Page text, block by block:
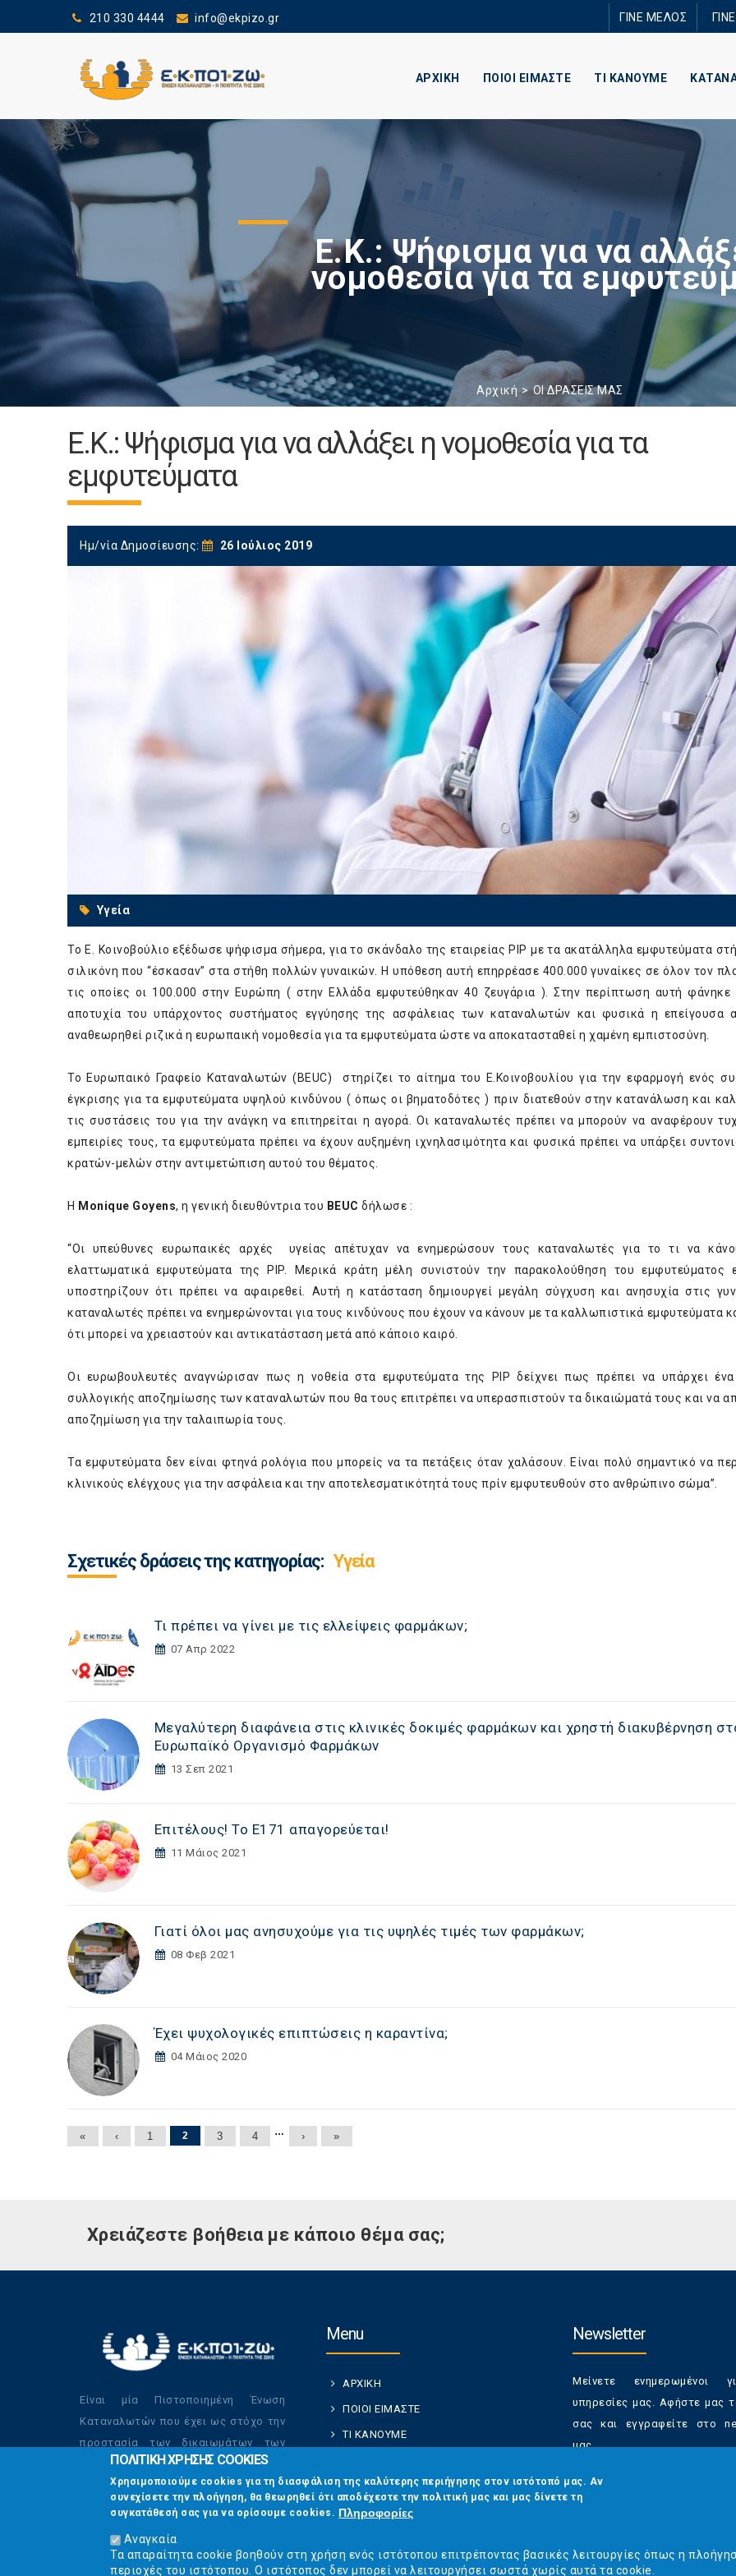
210 330 4444 info@ekpizo.gr ΓΙΝΕ ΜΕΛΟΣ
ΑΡΧΙΚΗ ΠΟΙΟΙ ΕΙΜΑΣΤΕ ΤΙ ΚΑΝΟΥΜΕ
Ε.Κ.: Ψήφισμα για να
νομοθεσία για τα
Αρχική ΟΙ ΔΡΑΣΕΙΣ ΜΑΣ
Ε.Κ.: Ψήφισμα για να αλλάξει η νομοθεσία για τα
εμφυτεύματα
Ημ/νία Δημοσίευσης: 26 Ιούλιος 2019
Υγεία
Το Ε. Κοινοβούλιο εξέδωσε ψήφισμα σήμερα, για το σκάνδαλο της εταιρείας PIP με τα ακατάλληλα εμφυτεύματα
σιλικόνη που “έσκασαν” στα στήθη πολλών γυναικών. Η υπόθεση αυτή επηρρέασε 400.000 γυναίκες σε όλον τον
τις οποίες οι 100.000 στην Ευρώπη ( στην Ελλάδα εμφυτεύθηκαν 40 ζευγάρια ). Στην περίπτωση αυτή φάνηκε
αποτυχία του υπάρχοντος συστήματος εγγύησης της ασφάλειας των καταναλωτών και φυσικά η επείγουσα
αναθεωρηθεί ριζικά η ευρωπαική νομοθεσία για τα εμφυτεύματα ώστε να αποκατασταθεί η χαμένη εμπιστοσύνη.
Το Ευρωπαικό Γραφείο Καταναλωτών (BEUC) στηρίζει το αίτημα του Ε.Κοινοβουλίου για την εφαρμογή ενός
έγκρισης για τα εμφυτεύματα υψηλού κινδύνου ( όπως οι βηματοδότες ) πριν διατεθούν στην κατανάλωση και
τις συστάσεις του για την ανάγκη να επιτηρείται η αγορά. Οι καταναλωτές πρέπει να μπορούν να αναφέρουν
εμπειρίες τους, τα εμφυτεύματα πρέπει να έχουν αυξημένη ιχνηλασιμότητα και φυσικά πρέπει να υπάρξει
κρατών-μελών στην αντιμετώπιση αυτού του θέματος.
Η Μonique Goyens, η γενική διευθύντρια του BEUC δήλωσε :
“Οι υπεύθυνες ευρωπαικές αρχές υγείας απέτυχαν να ενημερώσουν τους καταναλωτές για το τι να
ελαττωματικά εμφυτεύματα της PIP. Μερικά κράτη μέλη συνιστούν την παρακολούθηση του εμφυτεύματος
υποστηρίζουν ότι πρέπει να αφαιρεθεί. Αυτή η κατάσταση δημιουργεί μεγάλη σύγχυση και ανησυχία στις
καταναλωτές πρέπει να ενημερώνονται για τους κινδύνους που έχουν να κάνουν με τα καλλωπιστικά εμφυτεύματα
ότι μπορεί να χρειαστούν και αντικατάσταση μετά από κάποιο καιρό.
Οι ευρωβουλευτές αναγνώρισαν πως η νοθεία στα εμφυτεύματα της PIP δείχνει πως πρέπει να υπάρχει
συλλογικής αποζημίωσης των καταναλωτών που θα τους επιτρέπει να υπερασπιστούν τα δικαιώματά τους και να
αποζημίωση για την ταλαιπωρία τους.
Τα εμφυτεύματα δεν είναι φτηνά ρολόγια που μπορείς να τα πετάξεις όταν χαλάσουν. Είναι πολύ σημαντικό να
κλινικούς ελέγχους για την ασφάλεια και την αποτελεσματικότητά τους πρίν εμφυτευθούν στο ανθρώπινο σώμα”.
Σχετικές δράσεις της κατηγορίας: Υγεία
Τι πρέπει να γίνει με τις ελλείψεις φαρμάκων;
07 Απρ 2022
Μεγαλύτερη διαφάνεια στις κλινικές δοκιμές φαρμάκων και χρηστή διακυβέρνηση
Ευρωπαϊκό Οργανισμό Φαρμάκων
13 Σεπ 2021
Επιτέλους! Το Ε171 απαγορεύεται!
11 Μάιος 2021
Γιατί όλοι μας ανησυχούμε για τις υψηλές τιμές των φαρμάκων;
08 Φεβ 2021
Έχει ψυχολογικές επιπτώσεις η καραντίνα;
04 Μάιος 2020
Σελίδες
« ‹ 1 2 3 4 … › »
Χρειάζεστε βοήθεια με κάποιο θέμα σας;
Είναι μία Πιστοποιημένη Ένωση
Καταναλωτών που έχει ως στόχο την
προστασία των δικαιωμάτων των
καταναλωτών και την βελτίωση της
ποιότητας της ζωής τους.
Menu
ΑΡΧΙΚΗ
ΠΟΙΟΙ ΕΙΜΑΣΤΕ
ΤΙ ΚΑΝΟΥΜΕ
ΟΙ ΔΡΑΣΕΙΣ ΜΑΣ
ΕΠΙΚΟΙΝΩΝΙΑ
Newsletter
Μείνετε ενημερωμένοι
υπηρεσίες μας. Αφήστε μας
σας και εγγραφείτε στο
μας.
Έχετε τη δυνατότητα
από τα newsletters μας
Email*
ΠΟΛΙΤΙΚΗ ΧΡΗΣΗΣ COOKIES
Χρησιμοποιούμε cookies για τη διασφάλιση της καλύτερης περιήγησης στον ιστότοπό μας. Αν
συνεχίσετε την πλοήγηση, θα θεωρηθεί ότι αποδέχεστε την πολιτική μας και μας δίνετε τη
συγκατάθεσή σας για να ορίσουμε cookies. Πληροφορίες
Αναγκαία
Τα απαραίτητα cookie βοηθούν στη χρήση ενός ιστότοπου επιτρέποντας βασικές λειτουργίες όπως η
περιοχές του ιστότοπου. Ο ιστότοπος δεν μπορεί να λειτουργήσει σωστά χωρίς αυτά τα cookie.